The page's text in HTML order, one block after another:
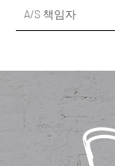
A/S 책임자